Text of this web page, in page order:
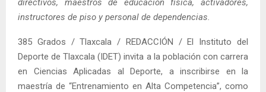
instructores de piso y personal de dependencias.
385 Grados / Tlaxcala / REDACCIÓN / El Instituto del
Deporte de Tlaxcala (IDET) invita a la población con carrera
en Ciencias Aplicadas al Deporte, a inscribirse en la
maestría de “Entrenamiento en Alta Competencia”, como